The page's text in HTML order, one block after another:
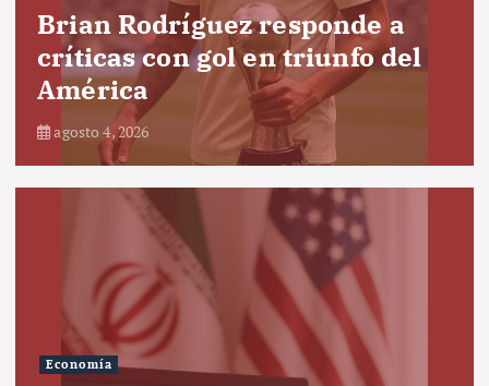
Brian Rodríguez responde a
críticas con gol en triunfo del
América
agosto 4, 2026
Economía